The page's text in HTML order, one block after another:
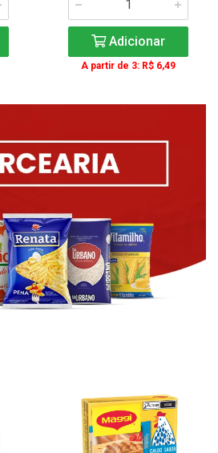
Adicionar
A partir de 3: R$ 6,49